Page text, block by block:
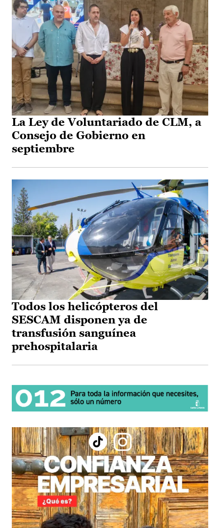
La Ley de Voluntariado de CLM, a
Consejo de Gobierno en
septiembre
Todos los helicópteros del
SESCAM disponen ya de
transfusión sanguínea
prehospitalaria